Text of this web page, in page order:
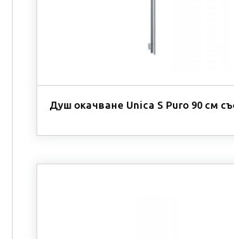
Душ окачване Unica S Puro 90 см